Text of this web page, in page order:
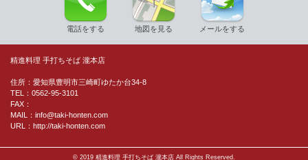
電話をする 地図を見る メールをする
精進料理 手打ちそば 瀧本店
住所：愛知県豊明市三崎町ゆたか台34-8
TEL：0562-95-3101
FAX：
MAIL：info@taki-honten.com
URL：http://taki-honten.com
© 2019 精進料理 手打ちそば 瀧本店 All Rights Reserved.